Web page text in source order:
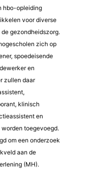
hbo-opleiding
voor diverse
gezondheidszorg.
zich op
spoedeisende
en
zullen daar
klinisch
en
toegevoegd.
om een onderzoek
aan de
(MH).